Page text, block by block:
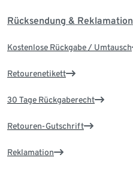
Rücksendung & Reklamation
Kostenlose Rückgabe / Umtausch
Retourenetikett
30 Tage Rückgaberecht
Retouren-Gutschrift
Reklamation